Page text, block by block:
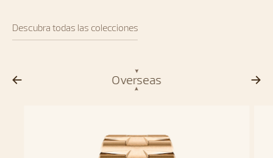
Descubra todas las colecciones
Overseas